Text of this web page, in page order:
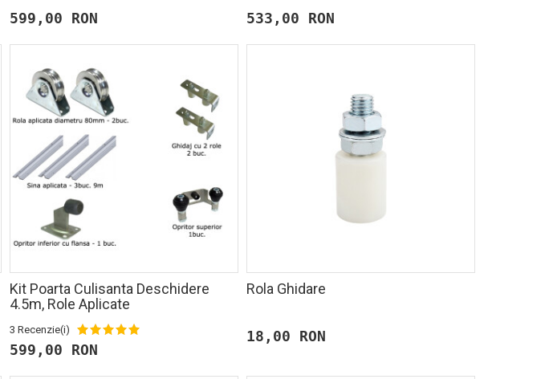
599,00 RON
533,00 RON
Kit Poarta Culisanta Deschidere
4.5m, Role Aplicate
3 Recenzie(i)
599,00 RON
Rola Ghidare
18,00 RON